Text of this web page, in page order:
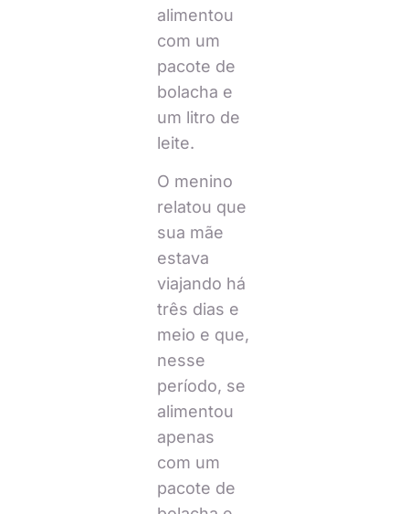
alimentou
com um
pacote de
bolacha e
um litro de
leite.
O menino
relatou que
sua mãe
estava
viajando há
três dias e
meio e que,
nesse
período, se
alimentou
apenas
com um
pacote de